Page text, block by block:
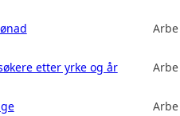
etter yrke og år